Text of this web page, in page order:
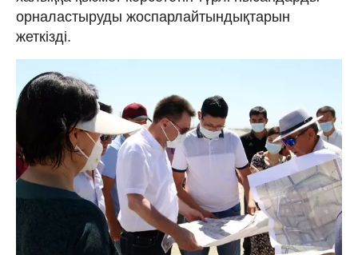
орналастыруды жоспарлайтындықтарын
жеткізді.